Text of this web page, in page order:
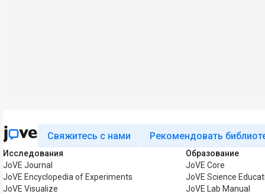
Свяжитесь с нами Рекомендовать
Исследования
JoVE Journal
JoVE Encyclopedia of Experiments
JoVE Visualize
Образование
JoVE Core
JoVE Science
JoVE Lab Manual